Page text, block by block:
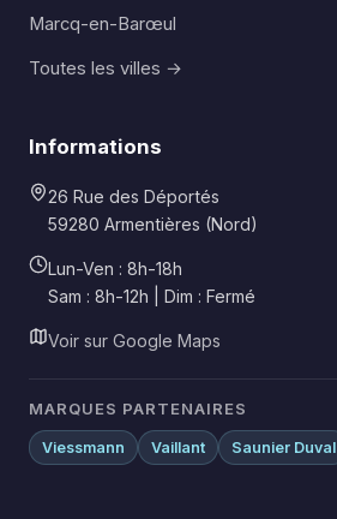
Marcq-en-Barœul
Toutes les villes →
Informations
26 Rue des Déportés
59280 Armentières (Nord)
Lun-Ven : 8h-18h
Sam : 8h-12h | Dim : Fermé
Voir sur Google Maps
MARQUES PARTENAIRES
Viessmann Vaillant Saunier Duval